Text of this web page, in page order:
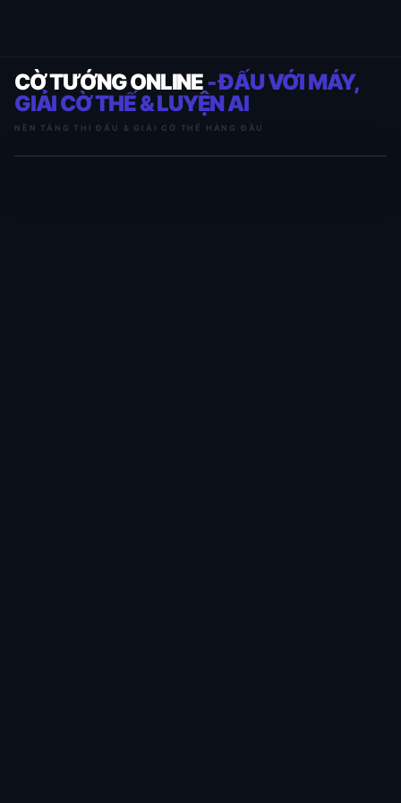
CỜ TƯỚNG ONLINE- ĐẤU VỚI MÁY,
GIẢI CỜ THẾ & LUYỆN AI
NỀN TẢNG THI ĐẤU & GIẢI CỜ THẾ HÀNG ĐẦU